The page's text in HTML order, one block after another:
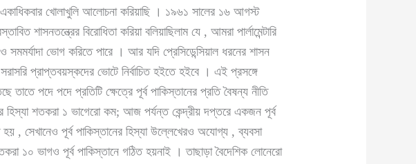
খোলাখুলি আলোচনা করিয়াছি । ১৯৬১ সালের ১৬ আগস্ট
শাসনতন্ত্রের বিরোধিতা করিয়া বলিয়াছিলাম যে , আমরা পার্লামেন্টারি
ভোগ করিতে পারে । আর যদি প্রেসিডেন্সিয়াল ধরনের শাসন
প্রাপ্তবয়স্কদের ভোটে নির্বাচিত হইতে হইবে । এই প্রসঙ্গে
পদে পদে প্রতিটি ক্ষেত্রে পূর্ব পাকিস্তানের প্রতি বৈষন্য নীতি
হিস্যা শতকরা ১ ভাগেরো কম; আজ পর্যন্ত কেন্দ্রীয় দপ্তরে একজন পূর্ব
হয় , সেখানেও পূর্ব পাকিস্তানের হিস্যা উল্লেখেরও অযোগ্য , ব্যবসা
১০ ভাগও পূর্ব পাকিস্তানে গঠিত হয়নাই । তাছাড়া বৈদেশিক লোনেরো